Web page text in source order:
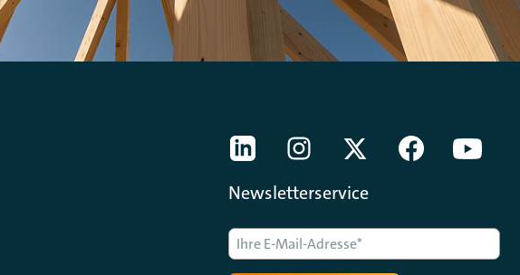
[Der ZDH in den Sozialen Netzwerken]
LinkedIninstagramTwitterFacebookYoutube
Newsletterservice